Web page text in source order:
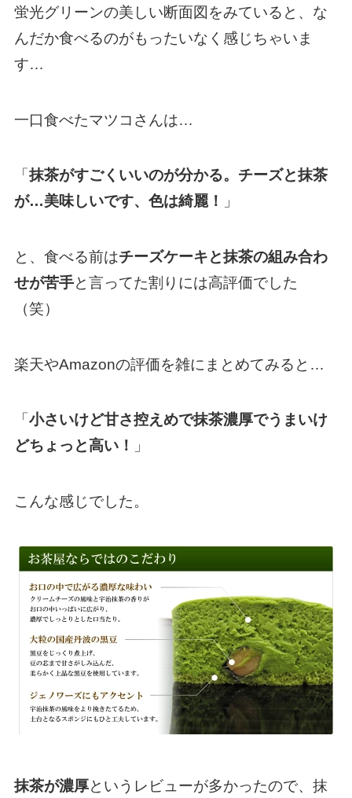
蛍光グリーンの美しい断面図をみていると、な
んだか食べるのがもったいなく感じちゃいま
す…
一口食べたマツコさんは…
「 抹茶がすごくいいのが分かる。チーズと抹茶
が…美味しいです、色は綺麗！
」
と、食べる前はチーズケーキと抹茶の組み合わ
せが苦手と言ってた割りには高評価でした
（笑）
楽天やAmazonの評価を雑にまとめてみると…
「 小さいけど甘さ控えめで抹茶濃厚でうまいけ
どちょっと高い！
」
こんな感じでした。
抹茶が濃厚というレビューが多かったので、抹